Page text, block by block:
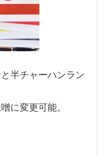
半チャーハンラン
に変更可能。